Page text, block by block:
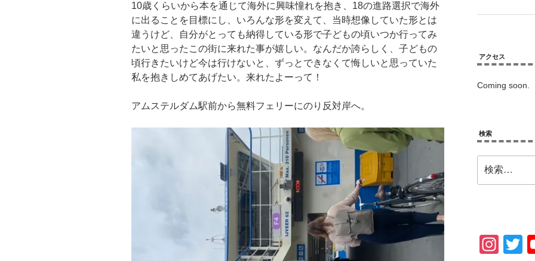
10歳くらいから本を通じて海外に興味憧れを抱き、18の進路選択で海外
に出ることを目標にし、いろんな形を変えて、当時想像していた形とは
違うけど、自分がとっても納得している形で子どもの頃いつか行ってみ
たいと思ったこの街に来れた事が嬉しい。なんだか誇らしく、子どもの
頃行きたいけど今は行けないと、ずっとできなくて悔しいと思っていた
私を抱きしめてあげたい。来れたよーって！
アムステルダム駅前から無料フェリーにのり反対岸へ。
アクセス
Coming soon.
検索
索:
In T